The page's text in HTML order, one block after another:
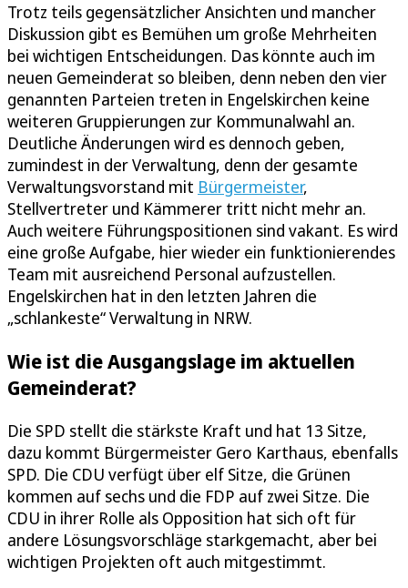
Trotz teils gegensätzlicher Ansichten und mancher
Diskussion gibt es Bemühen um große Mehrheiten
bei wichtigen Entscheidungen. Das könnte auch im
neuen Gemeinderat so bleiben, denn neben den vier
genannten Parteien treten in Engelskirchen keine
weiteren Gruppierungen zur Kommunalwahl an.
Deutliche Änderungen wird es dennoch geben,
zumindest in der Verwaltung, denn der gesamte
Verwaltungsvorstand mit Bürgermeister,
Stellvertreter und Kämmerer tritt nicht mehr an.
Auch weitere Führungspositionen sind vakant. Es wird
eine große Aufgabe, hier wieder ein funktionierendes
Team mit ausreichend Personal aufzustellen.
Engelskirchen hat in den letzten Jahren die
„schlankeste“ Verwaltung in NRW.
Wie ist die Ausgangslage im aktuellen
Gemeinderat?
Die SPD stellt die stärkste Kraft und hat 13 Sitze,
dazu kommt Bürgermeister Gero Karthaus, ebenfalls
SPD. Die CDU verfügt über elf Sitze, die Grünen
kommen auf sechs und die FDP auf zwei Sitze. Die
CDU in ihrer Rolle als Opposition hat sich oft für
andere Lösungsvorschläge starkgemacht, aber bei
wichtigen Projekten oft auch mitgestimmt.